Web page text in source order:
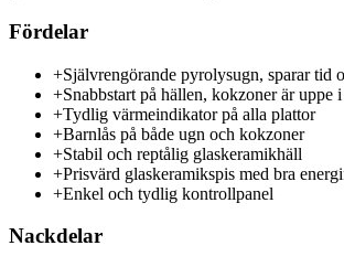
Fördelar
+Självrengörande pyrolysugn, sparar tid
+Snabbstart på hällen, kokzoner är uppe
+Tydlig värmeindikator på alla plattor
+Barnlås på både ugn och kokzoner
+Stabil och reptålig glaskeramikhäll
+Prisvärd glaskeramikspis med bra
+Enkel och tydlig kontrollpanel
Nackdelar